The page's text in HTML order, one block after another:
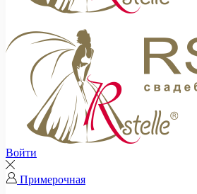
Войти
Примерочная